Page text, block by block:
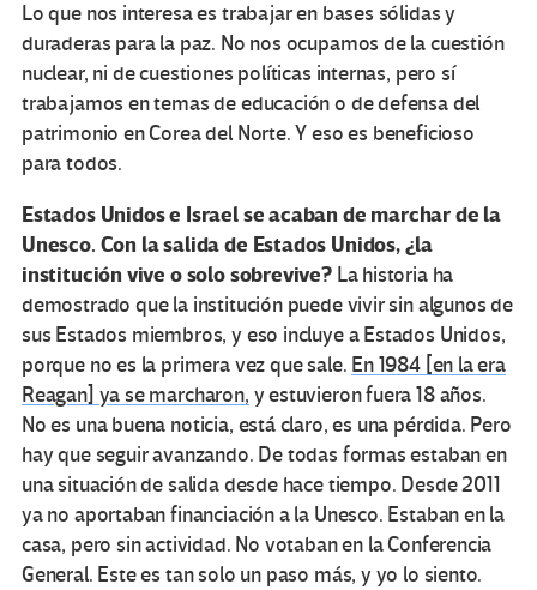
Lo que nos interesa es trabajar en bases sólidas y
duraderas para la paz. No nos ocupamos de la cuestión
nuclear, ni de cuestiones políticas internas, pero sí
trabajamos en temas de educación o de defensa del
patrimonio en Corea del Norte. Y eso es beneficioso
para todos.
Estados Unidos e Israel se acaban de marchar de la
Unesco. Con la salida de Estados Unidos, ¿la
institución vive o solo sobrevive?La historia ha
demostrado que la institución puede vivir sin algunos de
sus Estados miembros, y eso incluye a Estados Unidos,
porque no es la primera vez que sale. En 1984 [en la era
­Reagan] ya se marcharon, y estuvieron fuera 18 años.
No es una buena noticia, está claro, es una pérdida. Pero
hay que seguir avanzando. De todas formas estaban en
una situación de salida desde hace tiempo. Desde 2011
ya no aportaban financiación a la Unesco. Estaban en la
casa, pero sin actividad. No votaban en la Conferencia
General. Este es tan solo un paso más, y yo lo siento.